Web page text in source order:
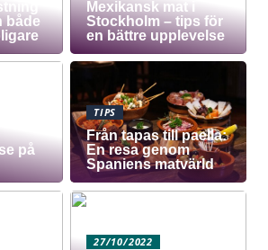
både
Mexikansk mat i
Stockholm – tips för
en bättre upplevelse
på
TIPS
Från tapas till paella:
En resa genom
Spaniens matvärld
27/10/2022